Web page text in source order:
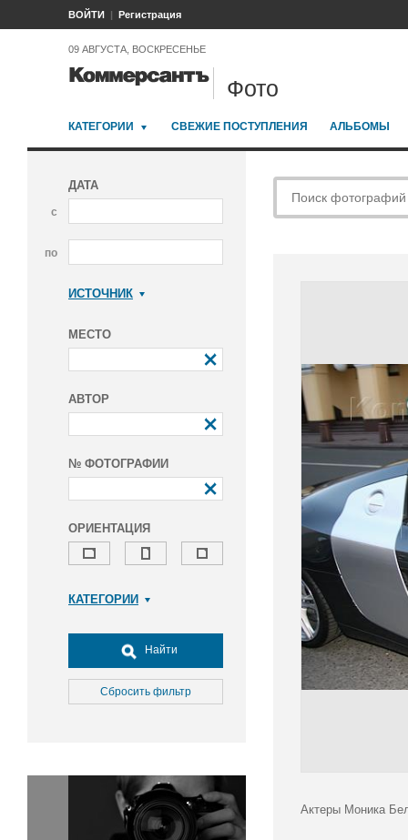
ВОЙТИ Регистрация
09 АВГУСТА, ВОСКРЕСЕНЬЕ
Фото
КАТЕГОРИИ СВЕЖИЕ ПОСТУПЛЕНИЯ АЛЬБОМЫ
ДАТА
с
по
ИСТОЧНИК
МЕСТО
АВТОР
№ ФОТОГРАФИИ
ОРИЕНТАЦИЯ
КАТЕГОРИИ
Досуг, туризм и отдых
Культура
Медицина
Окружающая среда
Политика
Правосудие
Найти
Сбросить фильтр
Актеры Моника